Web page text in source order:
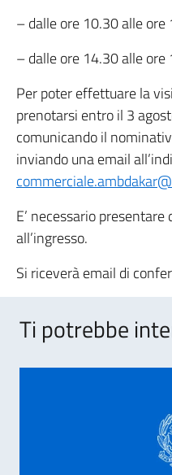
– dalle ore 10.30 alle ore
– dalle ore 14.30 alle ore
Per poter effettuare la
prenotarsi entro il 3
comunicando il
inviando una email
E’ necessario
all’ingresso.
Si riceverà email di
Ti potrebbe